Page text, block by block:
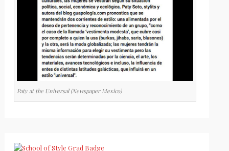
Paty at the Universal (Newspaper Mexico)